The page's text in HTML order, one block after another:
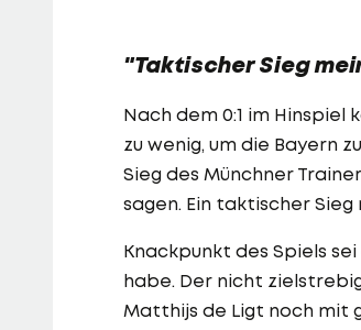
"Taktischer Sieg
Nach dem 0:1 im
zu wenig, um die Bayern
Sieg des Münchner
sagen. Ein taktischer
Knackpunkt des Spiels
habe. Der nicht
Matthijs de Ligt noch mit